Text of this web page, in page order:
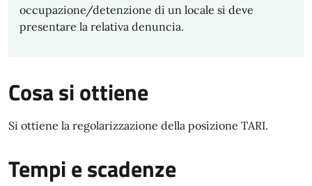
occupazione/detenzione di un locale si deve
presentare la relativa denuncia.
Cosa si ottiene
Si ottiene la regolarizzazione della posizione TARI.
Tempi e scadenze